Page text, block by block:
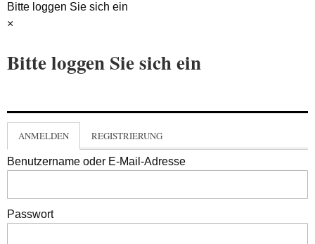
Bitte loggen Sie sich ein
×
Bitte loggen Sie sich ein
ANMELDEN REGISTRIERUNG
Benutzername oder E-Mail-Adresse
Passwort